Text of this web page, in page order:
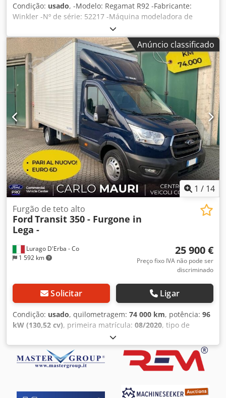
Condição: usado, -Modelo: Regamat R92 -Fabricante:
Winkler -Nº de série: 52217 -Máquina modeladora de
massa de 5 fileiras Ndey Tdxujwydabsgja -Pronta para
pesagem: 35–85g Dsdpfx Acewydaboiskr -Voltagem: 400V -
Potência: 2,8kW -Ano: 2000
Anúncio classificado
1 / 14
Lurago D'Erba - Co
1 592 km
Furgão de teto alto
Ford Transit 350 - Furgone in
Lega -
25 900 €
Preço fixo IVA não pode ser
discriminado
Solicitar Ligar
Condição: usado, quilometragem: 74 000 km, potência: 96
kW (130,52 cv), primeira matrícula: 08/2020, tipo de
, peso total:
eixo:4x2, tipo de engrenagem:mecânico, classe de
emissão:Euro 6, número de lugares:3, comprimento do
espaço de carga:4 300 mm
, largura do espaço de carga:
, - Camião usado: Ford Transit 350 com tração